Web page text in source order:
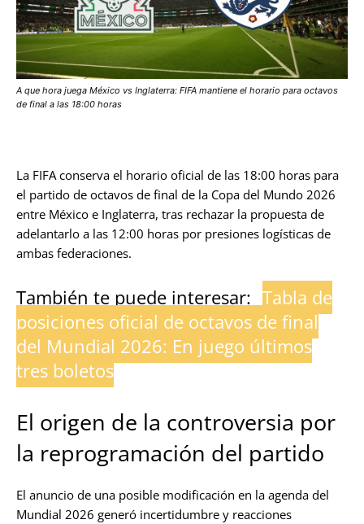
A que hora juega México vs Inglaterra: FIFA mantiene el horario para octavos
de final a las 18:00 horas
La FIFA conserva el horario oficial de las 18:00 horas para
el partido de octavos de final de la Copa del Mundo 2026
entre México e Inglaterra, tras rechazar la propuesta de
adelantarlo a las 12:00 horas por presiones logísticas de
ambas federaciones.
También te puede interesar: Tabla de
posiciones oficial de octavos de final
del Mundial 2026: En juego últimos
tres boletos
El origen de la controversia por
la reprogramación del partido
El anuncio de una posible modificación en la agenda del
Mundial 2026 generó incertidumbre y reacciones